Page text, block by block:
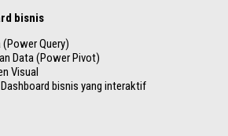
bisnis
Query)
Data (Power Pivot)
Visual
bisnis yang interaktif